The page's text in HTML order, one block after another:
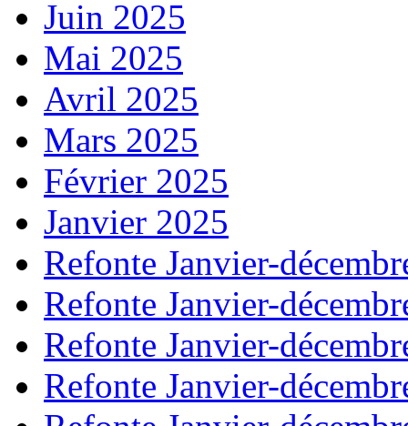
Juin 2025
Mai 2025
Avril 2025
Mars 2025
Février 2025
Janvier 2025
Refonte Janvier-
Refonte Janvier-
Refonte Janvier-
Refonte Janvier-